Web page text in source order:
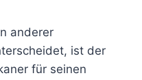
anderer
ist der
für seinen